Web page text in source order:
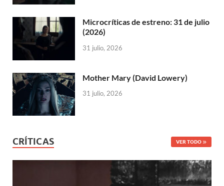
Microcríticas de estreno: 31 de julio
(2026)
31 julio, 2026
Mother Mary (David Lowery)
31 julio, 2026
CRÍTICAS VER TODO